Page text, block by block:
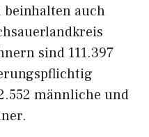
beinhalten auch
sind 111.397
männliche und